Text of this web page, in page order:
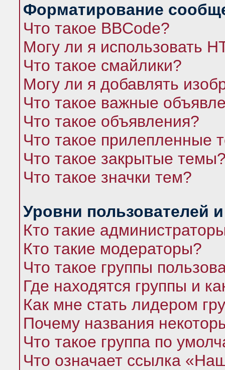
Форматирование
Что такое BBCode?
Могу ли я использовать
Что такое смайлики?
Могу ли я добавлять
Что такое важные
Что такое объявления?
Что такое прилепленные
Что такое закрытые
Что такое значки тем?
Уровни пользователей
Кто такие
Кто такие модераторы?
Что такое группы
Где находятся группы и
Как мне стать лидером
Почему названия
Что такое группа по
Что означает ссылка